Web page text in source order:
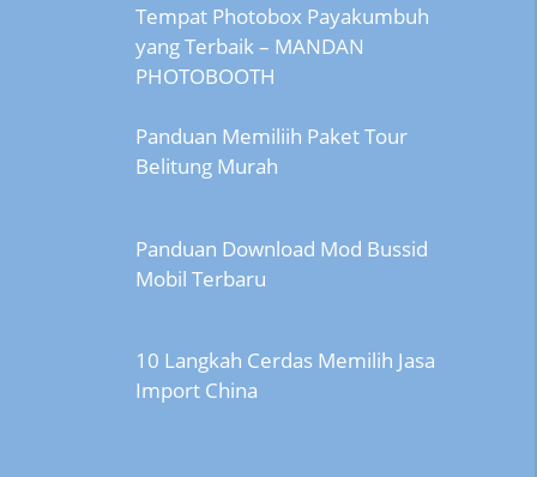
Tempat Photobox Payakumbuh
yang Terbaik – MANDAN
PHOTOBOOTH
Panduan Memiliih Paket Tour
Belitung Murah
Panduan Download Mod Bussid
Mobil Terbaru
10 Langkah Cerdas Memilih Jasa
Import China